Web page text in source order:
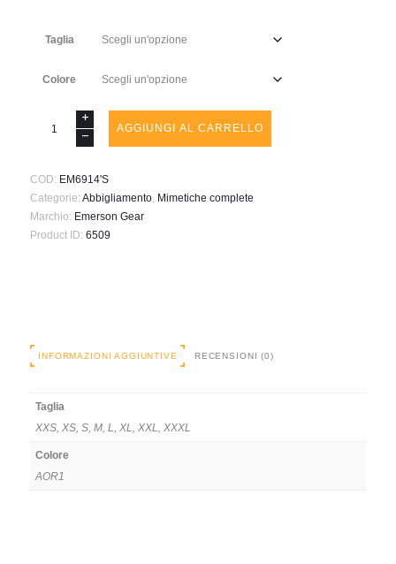
Taglia
Colore
EMERSON
COMBAT
AOR1
S
quantità
AGGIUNGI AL CARRELLO
COD: EM6914'S
Categorie: Abbigliamento, Mimetiche complete
Marchio: Emerson Gear
Product ID: 6509
INFORMAZIONI AGGIUNTIVE RECENSIONI (0)
Taglia
XXS, XS, S, M, L, XL, XXL, XXXL
Colore
AOR1